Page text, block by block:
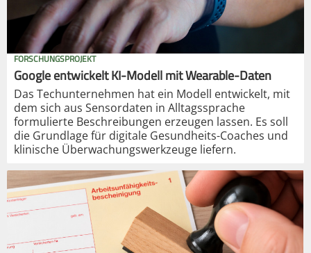
FORSCHUNGSPROJEKT
Google entwickelt KI-Modell mit Wearable-Daten
Das Techunternehmen hat ein Modell entwickelt, mit
dem sich aus Sensordaten in Alltagssprache
formulierte Beschreibungen erzeugen lassen. Es soll
die Grundlage für digitale Gesundheits-Coaches und
klinische Überwachungswerkzeuge liefern.